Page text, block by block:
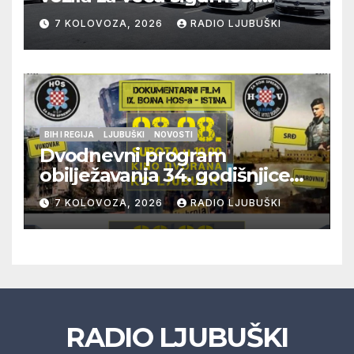
građana i učinkovitiji rad
policije
7 KOLOVOZA, 2026 RADIO LJUBUŠKI
BIH I REGIJA LJUBUŠKI NOVOSTI
Dvodnevni program
obilježavanja 34. godišnjice
pogibije generala Blaža
Kraljevića i osmorice
pripadnika HOS-a
7 KOLOVOZA, 2026 RADIO LJUBUŠKI
RADIO LJUBUŠKI